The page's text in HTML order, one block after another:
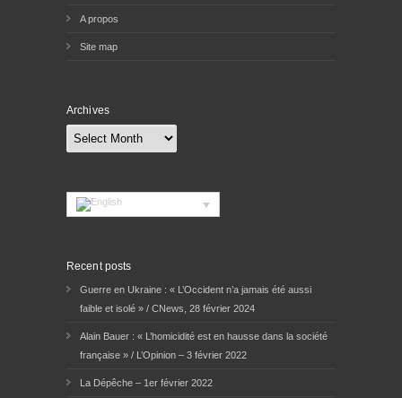
A propos
Site map
Archives
Archives
Recent posts
Guerre en Ukraine : « L’Occident n’a jamais été aussi
faible et isolé » / CNews, 28 février 2024
Alain Bauer : « L’homicidité est en hausse dans la société
française » / L’Opinion – 3 février 2022
La Dépêche – 1er février 2022